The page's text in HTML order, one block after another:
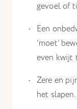
gevoel of
Een
‘moet’
even kwijt
Zere en
het slapen.